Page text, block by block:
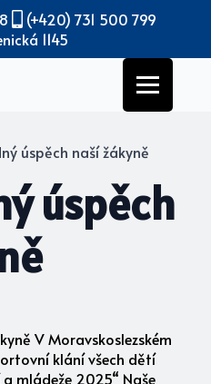
(+420) 731 500 799
1145
úspěch naší žákyně
úspěch
V Moravskoslezském
klání všech dětí
mládeže 2025“ Naše